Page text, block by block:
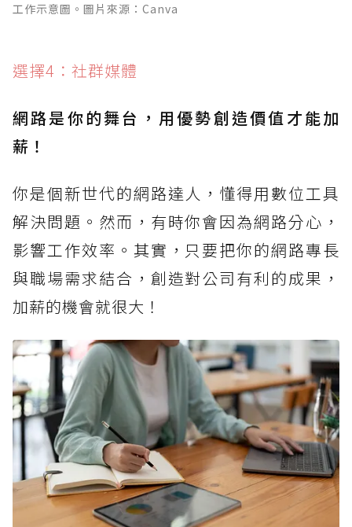
工作示意圖。圖片來源：Canva
選擇4：社群媒體
網路是你的舞台，用優勢創造價值才能加
薪！
你是個新世代的網路達人，懂得用數位工具
解決問題。然而，有時你會因為網路分心，
影響工作效率。其實，只要把你的網路專長
與職場需求結合，創造對公司有利的成果，
加薪的機會就很大！